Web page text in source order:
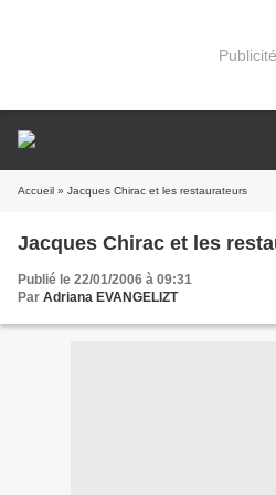
Publicité
Accueil » Jacques Chirac et les restaurateurs
Jacques Chirac et les
Publié le 22/01/2006 à 09:31
Par Adriana EVANGELIZT